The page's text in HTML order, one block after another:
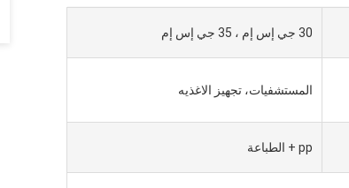
30 جي إس إم ، 35 جي إس إم
المستشفيات، تجهيز الاغذيه
pp + الطباعة